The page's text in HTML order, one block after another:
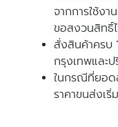
จากการใช้งา
ขอสงวนสิทธิ์
สั่งสินค้าครบ
กรุงเทพและ
ในกรณีที่ยอด
ราคาขนส่งเ